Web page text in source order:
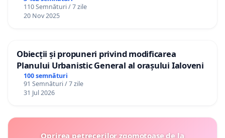
110 Semnături / 7 zile
20 Nov 2025
Obiecții și propuneri privind modificarea
Planului Urbanistic General al orașului Ialoveni
100 semnături
91 Semnături / 7 zile
31 Jul 2026
Oprirea petrecerilor zgomotoase de la